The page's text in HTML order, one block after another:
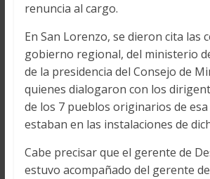
renuncia al cargo.
En San Lorenzo, se dieron cita las
gobierno regional, del ministerio
de la presidencia del Consejo de
quienes dialogaron con los
de los 7 pueblos originarios de
estaban en las instalaciones de
Cabe precisar que el gerente de
estuvo acompañado del gerente